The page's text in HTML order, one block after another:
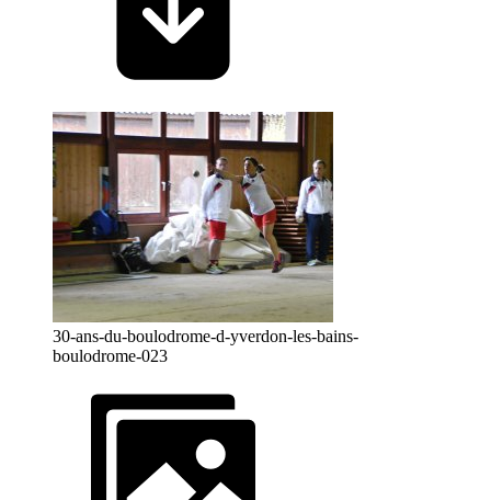
30-ans-du-boulodrome-d-yverdon-les-bains-
boulodrome-023